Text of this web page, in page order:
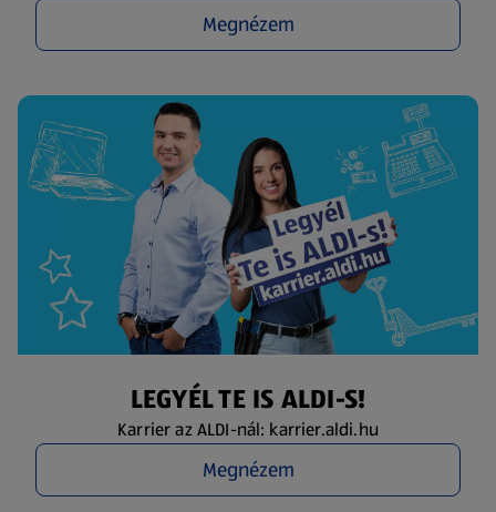
Megnézem
LEGYÉL TE IS ALDI-S!
Karrier az ALDI-nál: karrier.aldi.hu
Megnézem